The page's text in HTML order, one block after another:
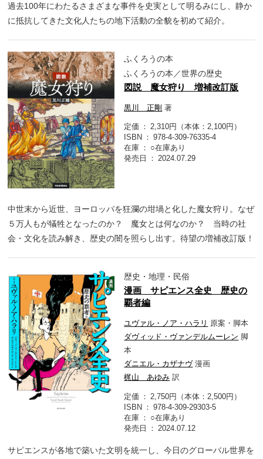
過去100年にわたるさまざまな事件を史実として明るみにし、静か
に抵抗してきた文化人たちの地下活動の全貌を初めて紹介。
ふくろうの本
ふくろうの本／世界の歴史
図説 魔女狩り 増補改訂版
黒川 正剛 著
定価
2,310円（本体：2,100円）
ISBN
978-4-309-76335-4
在庫
○在庫あり
発売日
2024.07.29
中世末から近世、ヨーロッパを狂瀾の坩堝と化した魔女狩り。なぜ
５万人もが犠牲となったのか？ 魔女とは何なのか？ 当時の社
会・文化を読み解き、歴史の闇を照らし出す。待望の増補改訂版！
歴史・地理・民俗
漫画 サピエンス全史 歴史の
覇者編
ユヴァル・ノア・ハラリ 原案・脚本
ダヴィッド・ヴァンデルムーレン 脚
本
ダニエル・カザナヴ漫画
梶山 あゆみ 訳
定価
2,750円（本体：2,500円）
ISBN
978-4-309-29303-5
在庫
○在庫あり
発売日
2024.07.12
サピエンスが各地で築いた文明を統一し、今日のグローバル世界を